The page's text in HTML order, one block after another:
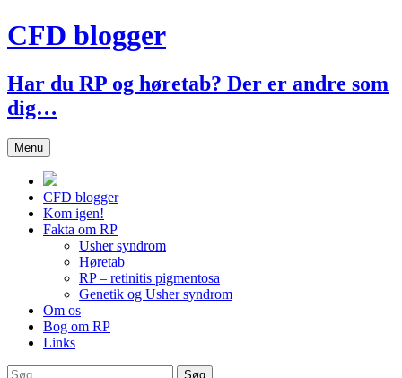
Hop
til
CFD blogger
Har du RP og høretab? Der er andre som
dig…
Menu
CFD blogger
Kom igen!
Fakta om RP
Usher syndrom
Høretab
RP – retinitis pigmentosa
Genetik og Usher syndrom
Om os
Bog om RP
Links
Søg